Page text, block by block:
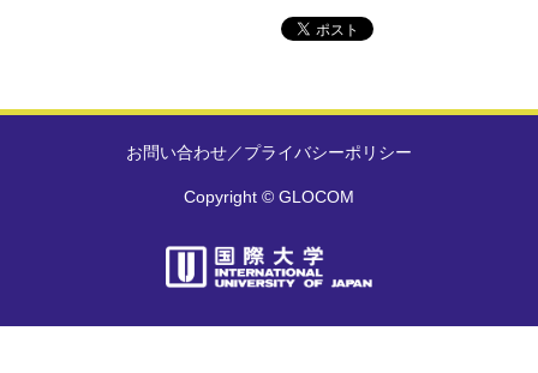
お問い合わせ／プライバシーポリシー
Copyright © GLOCOM